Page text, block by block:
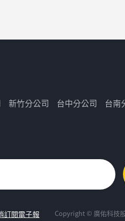
新竹分公司 台中分公司 台南
訂閱電子報 Copyright © 廣佑科技